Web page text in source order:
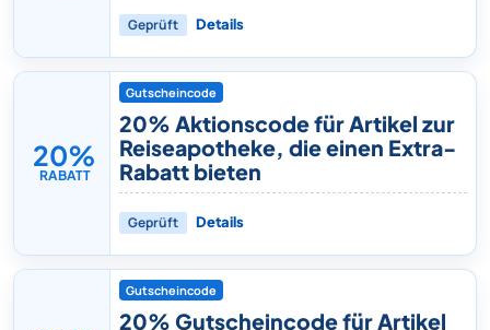
Geprüft Details
20%
RABATT
Gutscheincode
20% Aktionscode für Artikel zur
Reiseapotheke, die einen Extra-
Rabatt bieten
Geprüft Details
Gutscheincode
20% Gutscheincode für Artikel